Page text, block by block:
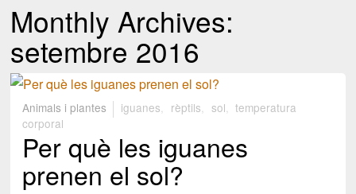
Monthly Archives:
setembre 2016
Animals i plantes iguanes rèptils sol
temperatura
corporal
Per què les iguanes
prenen el sol?